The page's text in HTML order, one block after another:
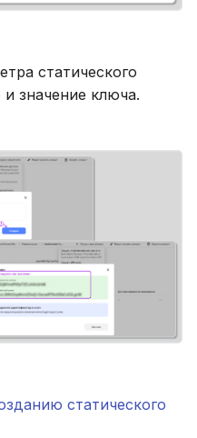
статического
значение ключа.
статического